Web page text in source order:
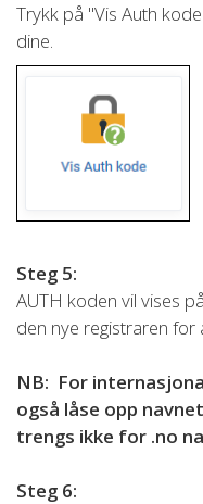
Trykk på "Vis Auth
dine.
Steg 5:
AUTH koden vil vises
den nye registraren
NB: For
også låse opp
trengs ikke for .no
Steg 6: